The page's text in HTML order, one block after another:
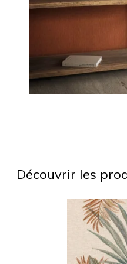
Découvrir les